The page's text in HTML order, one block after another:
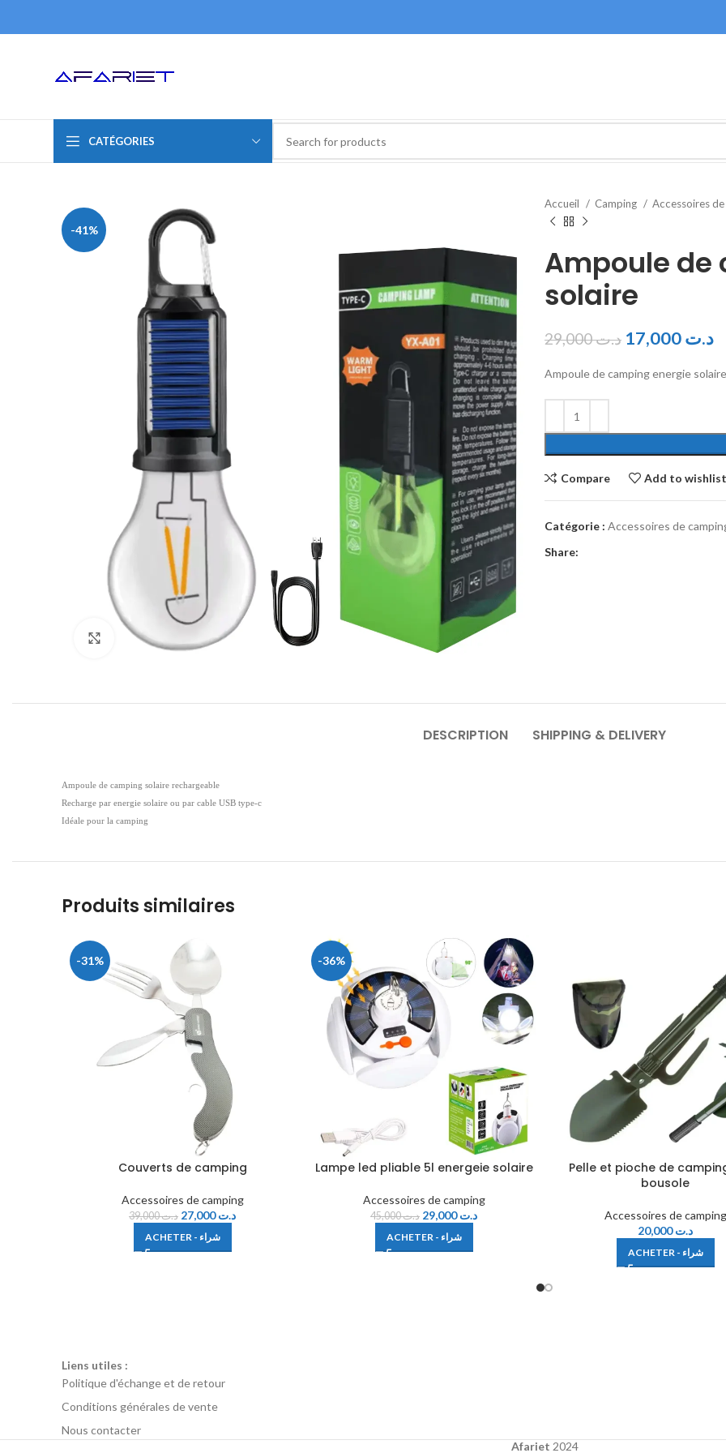
CATÉGORIES
-41%
Click to enlarge
Accueil Camping Accessoires
Ampoule de
solaire
د.ت29,000 د.ت
Ampoule de camping energie solaire
Compare Add to wishlist
Catégorie : Accessoires de
Share:
DESCRIPTION SHIPPING & DELIVERY
Ampoule de camping solaire rechargeable
Recharge par energie solaire ou par cable USB type-c
Idéale pour la camping
Produits similaires
-31%
Couverts de camping
Accessoires de camping
د.ت39,000 د.ت27,000
ACHETER - شراء
-36%
Lampe led pliable 5l energeie solaire
Accessoires de camping
د.ت45,000 د.ت29,000
ACHETER - شراء
Pelle et pioche de
bousole
Accessoires de camping
د.ت20,000
ACHETER - شراء
Liens utiles :
Politique d'échange et de retour
Conditions générales de vente
Nous contacter
Afariet 2024